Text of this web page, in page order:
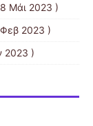
Μάι 2023 )
2023 )
2023 )